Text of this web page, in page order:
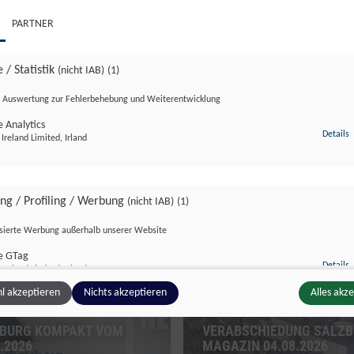
KOMPAKT VOM
kompakt
VERABSCHIEDUNG
MAGAZIN 04.08.2026
PARTNER
/ Statistik (nicht IAB) (1)
Auswertung zur Fehlerbehebung und Weiterentwicklung
Analytics
Ireland Limited, Irland Details
/ Profiling / Werbung (nicht IAB) (1)
Werbung außerhalb unserer Website
GTag
Ireland Limited, Irland Details
Inhalte(nicht IAB)
akzeptieren Nichts akzeptieren Alles